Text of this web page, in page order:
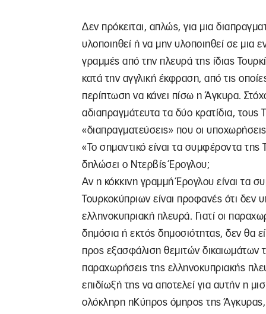
Δεν πρόκειται, απλώς, για μια
υλοποιηθεί ή να μην υλοποιηθεί σε μια
γραμμές από την πλευρά της ίδιας
κατά την αγγλική έκφραση, από τις
περίπτωση να κάνει πίσω η Άγκυρα.
αδιαπραγμάτευτα τα δύο κρατίδια,
«διαπραγματεύσεις» που οι
«Το σημαντικό είναι τα συμφέροντα
δηλώσει ο Ντερβίς Έρογλου;
Αν η κόκκινη γραμμή Έρογλου είναι τα
Τουρκοκύπριων είναι προφανές ότι δεν
ελληνοκυπριακή πλευρά. Γιατί οι
δημόσια ή εκτός δημοσιότητας, δεν θα
προς εξασφάλιση θεμιτών δικαιωμάτων
παραχωρήσεις της ελληνοκυπριακής
επιδίωξή της να αποτελεί για αυτήν η
ολόκληρη ηΚύπρος όμηρος της Άγκυρας,